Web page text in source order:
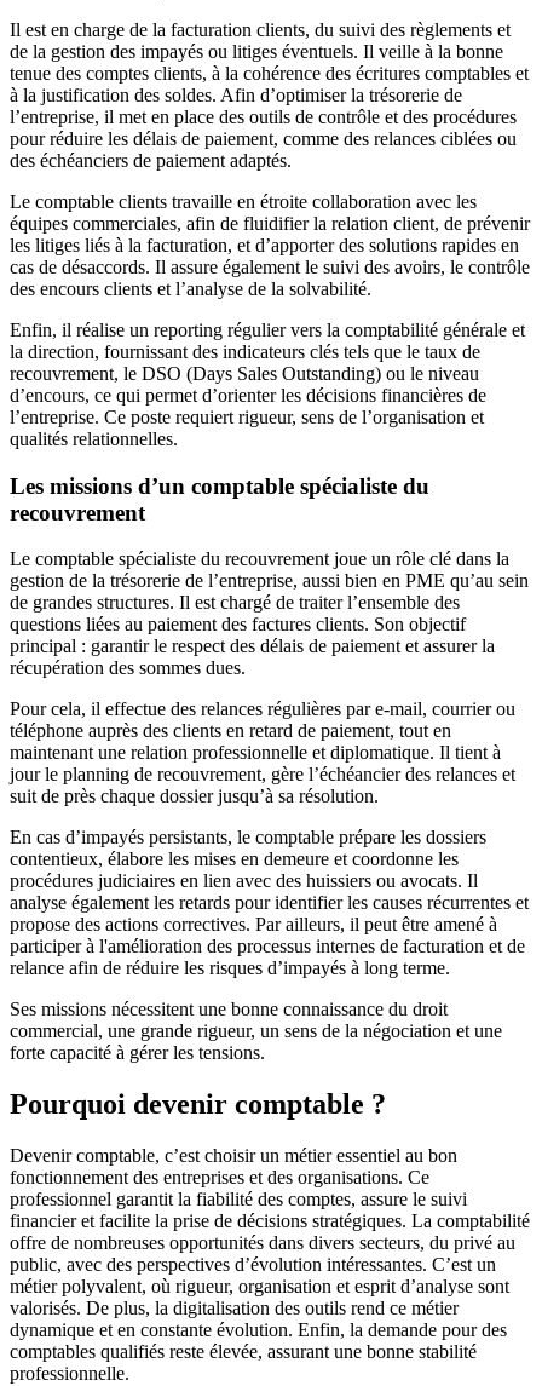
Il est en charge de la facturation clients, du suivi des règlements et
de la gestion des impayés ou litiges éventuels. Il veille à la bonne
tenue des comptes clients, à la cohérence des écritures comptables et
à la justification des soldes. Afin d’optimiser la trésorerie de
l’entreprise, il met en place des outils de contrôle et des procédures
pour réduire les délais de paiement, comme des relances ciblées ou
des échéanciers de paiement adaptés.
Le comptable clients travaille en étroite collaboration avec les
équipes commerciales, afin de fluidifier la relation client, de prévenir
les litiges liés à la facturation, et d’apporter des solutions rapides en
cas de désaccords. Il assure également le suivi des avoirs, le contrôle
des encours clients et l’analyse de la solvabilité.
Enfin, il réalise un reporting régulier vers la comptabilité générale et
la direction, fournissant des indicateurs clés tels que le taux de
recouvrement, le DSO (Days Sales Outstanding) ou le niveau
d’encours, ce qui permet d’orienter les décisions financières de
l’entreprise. Ce poste requiert rigueur, sens de l’organisation et
qualités relationnelles.
Les missions d’un comptable spécialiste du
recouvrement
Le comptable spécialiste du recouvrement joue un rôle clé dans la
gestion de la trésorerie de l’entreprise, aussi bien en PME qu’au sein
de grandes structures. Il est chargé de traiter l’ensemble des
questions liées au paiement des factures clients. Son objectif
principal : garantir le respect des délais de paiement et assurer la
récupération des sommes dues.
Pour cela, il effectue des relances régulières par e-mail, courrier ou
téléphone auprès des clients en retard de paiement, tout en
maintenant une relation professionnelle et diplomatique. Il tient à
jour le planning de recouvrement, gère l’échéancier des relances et
suit de près chaque dossier jusqu’à sa résolution.
En cas d’impayés persistants, le comptable prépare les dossiers
contentieux, élabore les mises en demeure et coordonne les
procédures judiciaires en lien avec des huissiers ou avocats. Il
analyse également les retards pour identifier les causes récurrentes et
propose des actions correctives. Par ailleurs, il peut être amené à
participer à l'amélioration des processus internes de facturation et de
relance afin de réduire les risques d’impayés à long terme.
Ses missions nécessitent une bonne connaissance du droit
commercial, une grande rigueur, un sens de la négociation et une
forte capacité à gérer les tensions.
Pourquoi devenir comptable ?
Devenir comptable, c’est choisir un métier essentiel au bon
fonctionnement des entreprises et des organisations. Ce
professionnel garantit la fiabilité des comptes, assure le suivi
financier et facilite la prise de décisions stratégiques. La comptabilité
offre de nombreuses opportunités dans divers secteurs, du privé au
public, avec des perspectives d’évolution intéressantes. C’est un
métier polyvalent, où rigueur, organisation et esprit d’analyse sont
valorisés. De plus, la digitalisation des outils rend ce métier
dynamique et en constante évolution. Enfin, la demande pour des
comptables qualifiés reste élevée, assurant une bonne stabilité
professionnelle.